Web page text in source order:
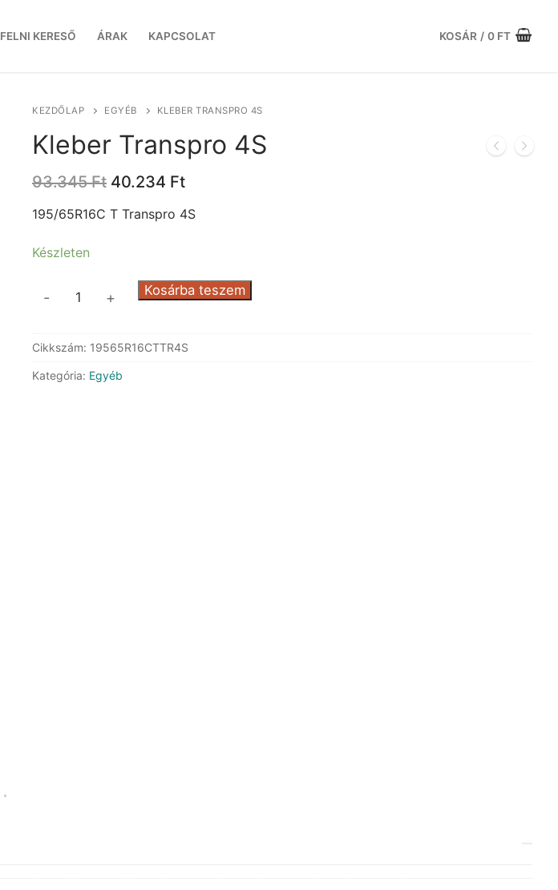
FELNI KERESŐ ÁRAK KAPCSOLAT KOSÁR / 0 FT
KEZDŐLAP EGYÉB KLEBER TRANSPRO 4S
Kleber Transpro 4S
93.345Ft Original
was:
40.234 FtCurrent
is:
195/65R16C T Transpro 4S
Készleten
mennyiség
- + Kosárba teszem
Cikkszám: 19565R16CTTR4S
Kategória: Egyéb